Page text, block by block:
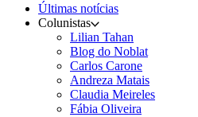
Últimas notícias
Colunistas
Lilian Tahan
Blog do Noblat
Carlos Carone
Andreza Matais
Claudia Meireles
Fábia Oliveira